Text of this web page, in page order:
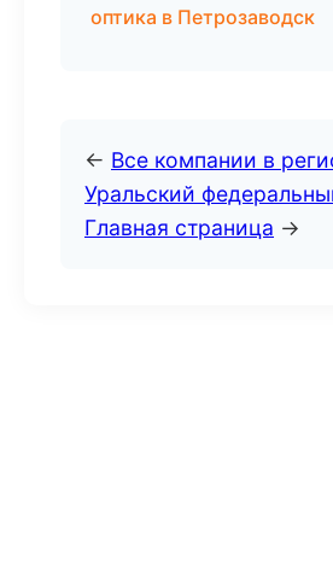
оптика в Петрозаводск
← Все компании в
Уральский
Главная страница →